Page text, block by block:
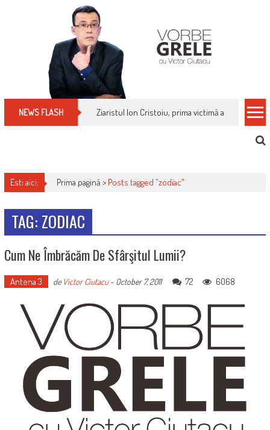
NEWS FLASH Ziaristul Ion Cristoiu, prima victimă a noi
Esti aici: Prima pagină > Posts tagged "zodiac"
TAG: ZODIAC
Cum Ne Îmbrăcăm De Sfârşitul Lumii?
Antena 3 de Victor Ciutacu- October 7, 2011 72 6068